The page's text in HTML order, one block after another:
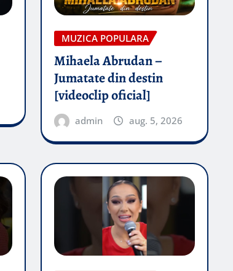
MUZICA POPULARA
Mihaela Abrudan –
Jumatate din destin
[videoclip oficial]
admin aug. 5, 2026